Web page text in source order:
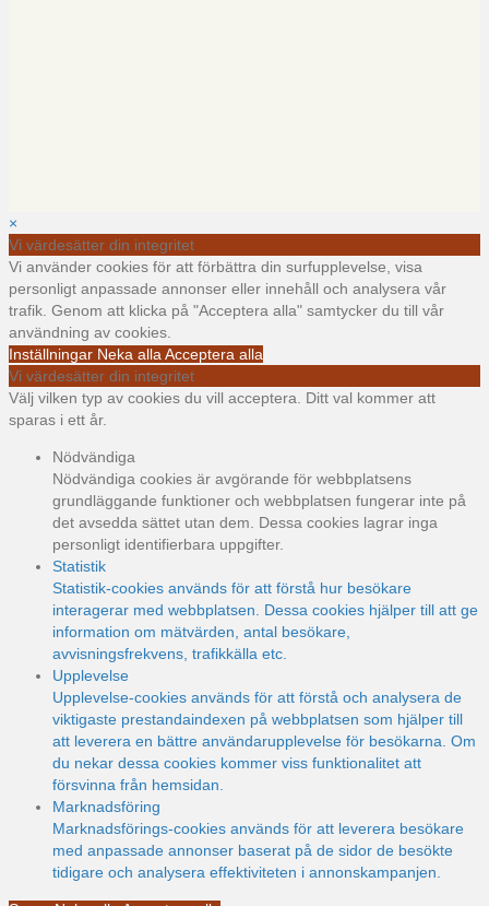
×
Vi värdesätter din integritet
Vi använder cookies för att förbättra din surfupplevelse, visa
personligt anpassade annonser eller innehåll och analysera vår
trafik. Genom att klicka på "Acceptera alla" samtycker du till vår
användning av cookies.
Inställningar Neka allaAcceptera alla
Vi värdesätter din integritet
Välj vilken typ av cookies du vill acceptera. Ditt val kommer att
sparas i ett år.
Nödvändiga
Nödvändiga cookies är avgörande för webbplatsens
grundläggande funktioner och webbplatsen fungerar inte på
det avsedda sättet utan dem. Dessa cookies lagrar inga
personligt identifierbara uppgifter.
Statistik
Statistik-cookies används för att förstå hur besökare
interagerar med webbplatsen. Dessa cookies hjälper till att ge
information om mätvärden, antal besökare,
avvisningsfrekvens, trafikkälla etc.
Upplevelse
Upplevelse-cookies används för att förstå och analysera de
viktigaste prestandaindexen på webbplatsen som hjälper till
att leverera en bättre användarupplevelse för besökarna. Om
du nekar dessa cookies kommer viss funktionalitet att
försvinna från hemsidan.
Marknadsföring
Marknadsförings-cookies används för att leverera besökare
med anpassade annonser baserat på de sidor de besökte
tidigare och analysera effektiviteten i annonskampanjen.